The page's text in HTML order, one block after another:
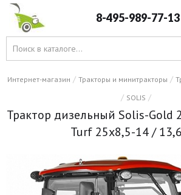
8-495-989-77-13
Интернет-магазин / Тракторы и минитракторы /
/ SOLIS /
Трактор дизельный Solis-Gold
Turf 25х8,5-14 /